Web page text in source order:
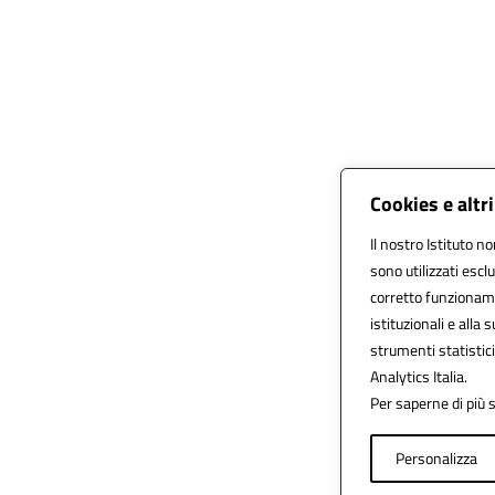
Cookies e
Il nostro Istituto
sono utilizzati
corretto
istituzionali e alla
strumenti statistici
Analytics Italia.
Per saperne di
Personalizza